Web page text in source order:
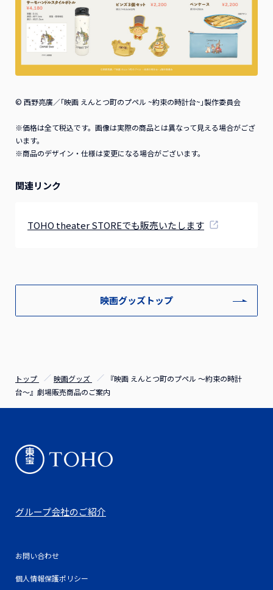
© 西野亮廣／｢映画 えんとつ町のプペル ~約束の時計台~｣製作委員会
※価格は全て税込です。画像は実際の商品とは異なって見える場合がござ
います。
※商品のデザイン・仕様は変更になる場合がございます。
関連リンク
TOHO theater STOREでも販売いたします
映画グッズトップ
トップ 映画グッズ
『映画 えんとつ町のプペル 〜約束の時計
台〜』劇場販売商品のご案内
グループ会社のご紹介
お問い合わせ
個人情報保護ポリシー